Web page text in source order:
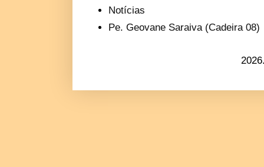
Notícias
Pe. Geovane Saraiva (Cadeira 08)